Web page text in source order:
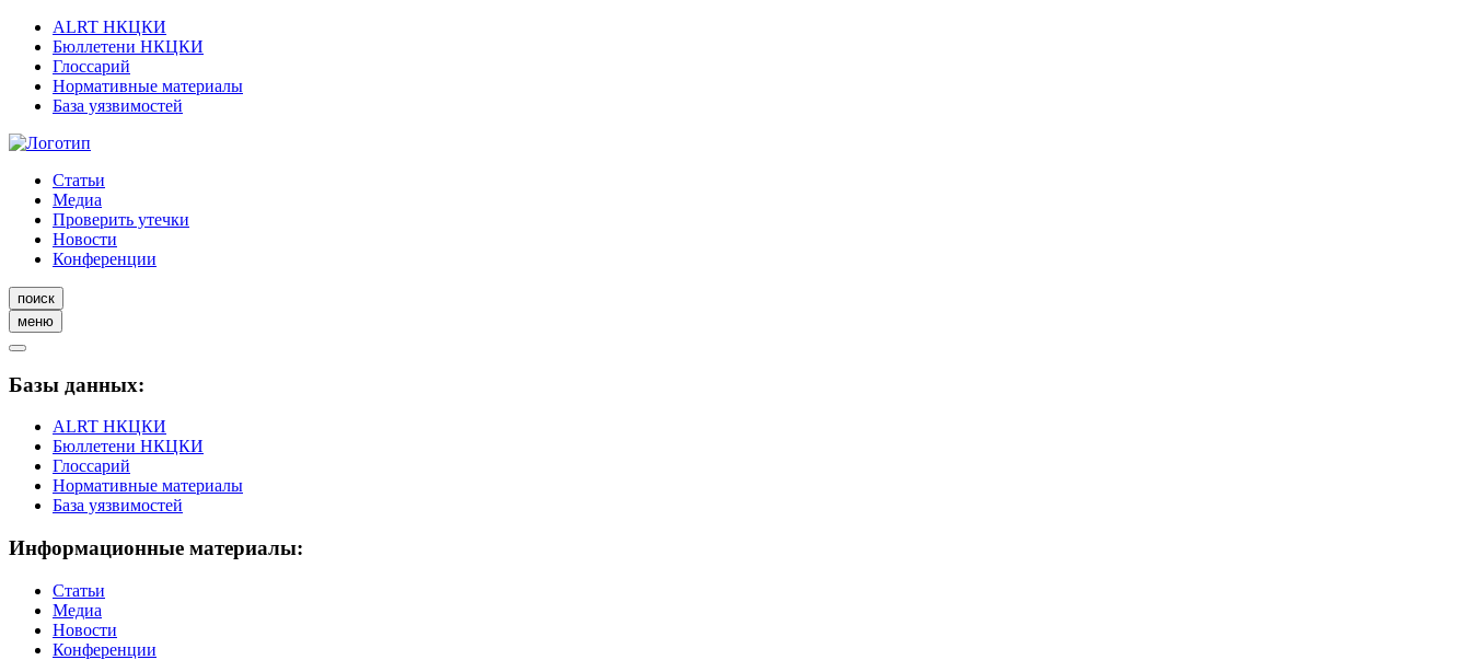
ALRT НКЦКИ
Бюллетени НКЦКИ
Глоссарий
Нормативные материалы
База уязвимостей
Статьи
Медиа
Проверить утечки
Новости
Конференции
поиск
меню
Базы данных:
ALRT НКЦКИ
Бюллетени НКЦКИ
Глоссарий
Нормативные материалы
База уязвимостей
Информационные материалы:
Статьи
Медиа
Новости
Конференции